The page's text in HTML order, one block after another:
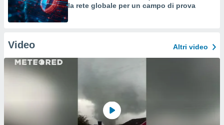
la rete globale per un campo di prova
Video Altri video